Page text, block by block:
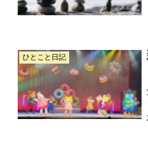
ひとこと日記